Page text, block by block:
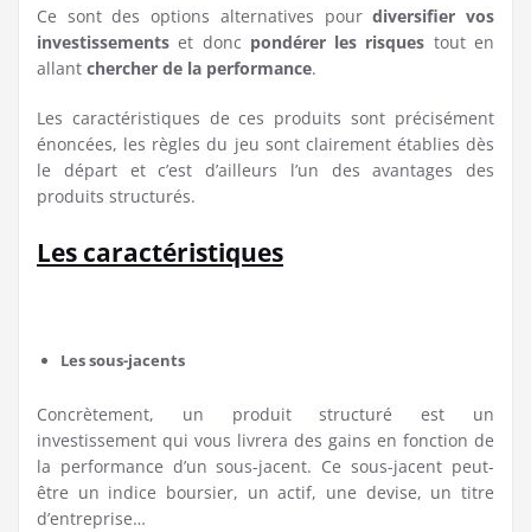
Ce sont des options alternatives pourdiversifier vos
investissements et donc pondérer les risques tout en
allant chercher de la performance.
Les caractéristiques de ces produits sont précisément
énoncées, les règles du jeu sont clairement établies dès
le départ et c’est d’ailleurs l’un des avantages des
produits structurés.
Les caractéristiques
Les sous-jacents
Concrètement, un produit structuré est un
investissement qui vous livrera des gains en fonction de
la performance d’un sous-jacent. Ce sous-jacent peut-
être un indice boursier, un actif, une devise, un titre
d’entreprise…